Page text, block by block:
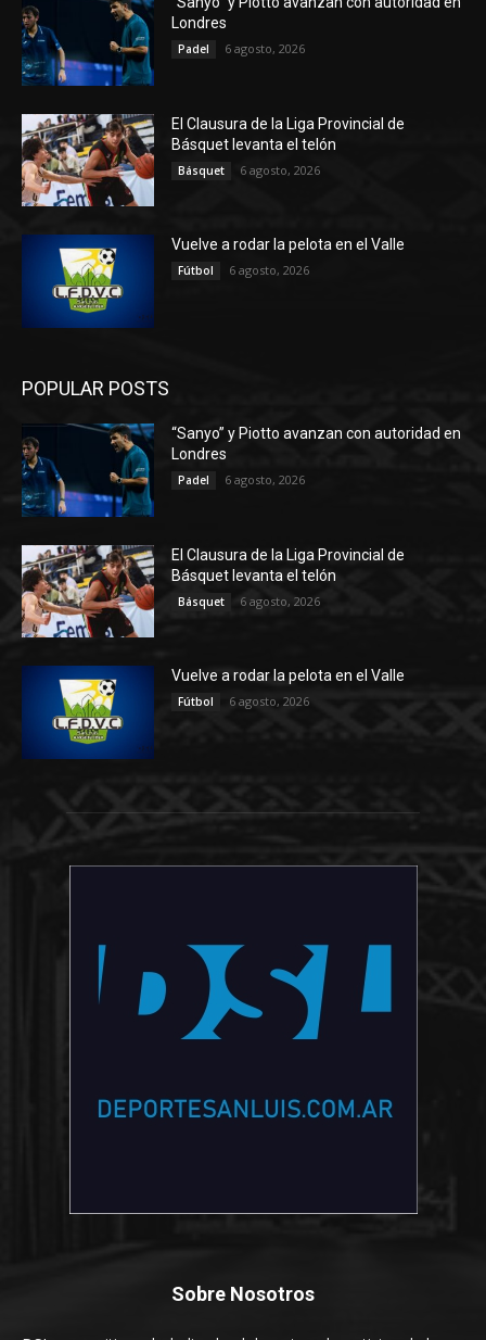
Londres
Padel 6 agosto, 2026
El Clausura de la Liga Provincial de
Básquet levanta el telón
Básquet 6 agosto, 2026
Vuelve a rodar la pelota en el Valle
Fútbol 6 agosto, 2026
POPULAR POSTS
“Sanyo” y Piotto avanzan con autoridad en
Londres
Padel 6 agosto, 2026
El Clausura de la Liga Provincial de
Básquet levanta el telón
Básquet 6 agosto, 2026
Vuelve a rodar la pelota en el Valle
Fútbol 6 agosto, 2026
Sobre Nosotros